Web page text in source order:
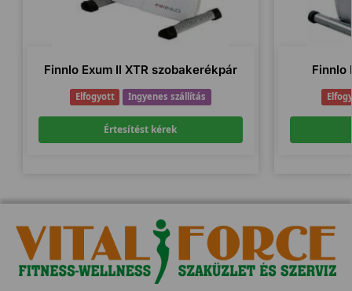
Finnlo Exum II XTR szobakerékpár
Elfogyott Ingyenes szállítás
Értesítést kérek
Finnlo